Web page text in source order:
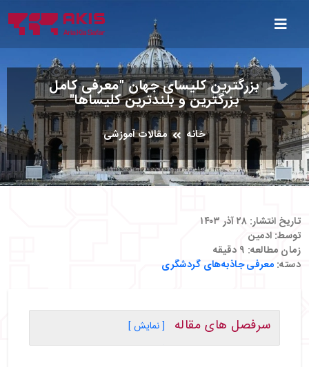
بزرگترین کلیسای جهان "معرفی کامل
بزرگترین و بلندترین کلیساها"
خانه مقالات آموزشی
تاریخ انتشار: ۲۸ آذر ۱۴۰۳
توسط: ادمین
زمان مطالعه: ۹ دقیقه
دسته: معرفی جاذبه‌های گردشگری
سرفصل های مقاله
[ نمایش ]
・کلیسای سنت پیتر؛ شاهکار رنسانس و بلندترین کلیسای